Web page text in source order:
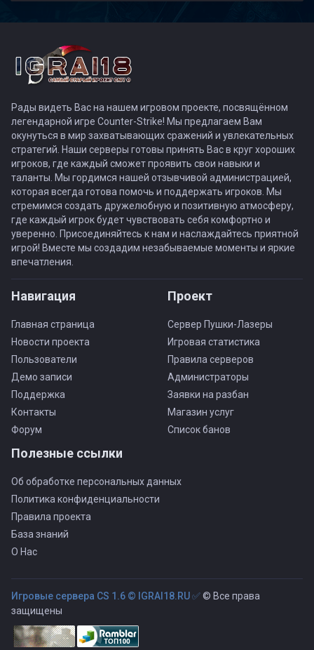
Рады видеть Вас на нашем игровом проекте, посвящённом
легендарной игре Counter-Strike! Мы предлагаем Вам
окунуться в мир захватывающих сражений и увлекательных
стратегий. Наши серверы готовы принять Вас в круг хороших
игроков, где каждый сможет проявить свои навыки и
таланты. Мы гордимся нашей отзывчивой администрацией,
которая всегда готова помочь и поддержать игроков. Мы
стремимся создать дружелюбную и позитивную атмосферу,
где каждый игрок будет чувствовать себя комфортно и
уверенно. Присоединяйтесь к нам и наслаждайтесь приятной
игрой! Вместе мы создадим незабываемые моменты и яркие
впечатления.
Навигация
Главная страница
Новости проекта
Пользователи
Демо записи
Поддержка
Контакты
Форум
Проект
Сервер Пушки-Лазеры
Игровая статистика
Правила серверов
Администраторы
Заявки на разбан
Магазин услуг
Список банов
Полезные ссылки
Об обработке персональных данных
Политика конфиденциальности
Правила проекта
База знаний
О Нас
Игровые сервера CS 1.6 © IGRAI18.RU ✅© Все права
защищены